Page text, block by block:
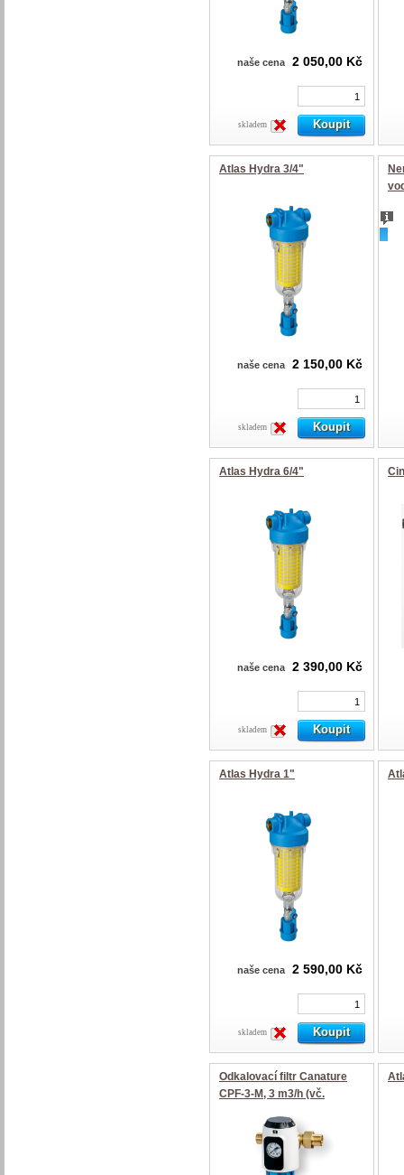
naše cena 2 050,00 Kč
skladem
Atlas Hydra 3/4"
naše cena 2 150,00 Kč
skladem
Atlas Hydra 6/4"
naše cena 2 390,00 Kč
skladem
Atlas Hydra 1"
naše cena 2 590,00 Kč
skladem
Odkalovací filtr Canature
CPF-3-M, 3 m3/h (vč.